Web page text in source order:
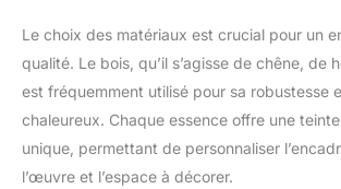
Le choix des matériaux est crucial pour un
qualité. Le bois, qu’il s’agisse de chêne, de
est fréquemment utilisé pour sa robustesse
chaleureux. Chaque essence offre une
unique, permettant de personnaliser
l’œuvre et l’espace à décorer.